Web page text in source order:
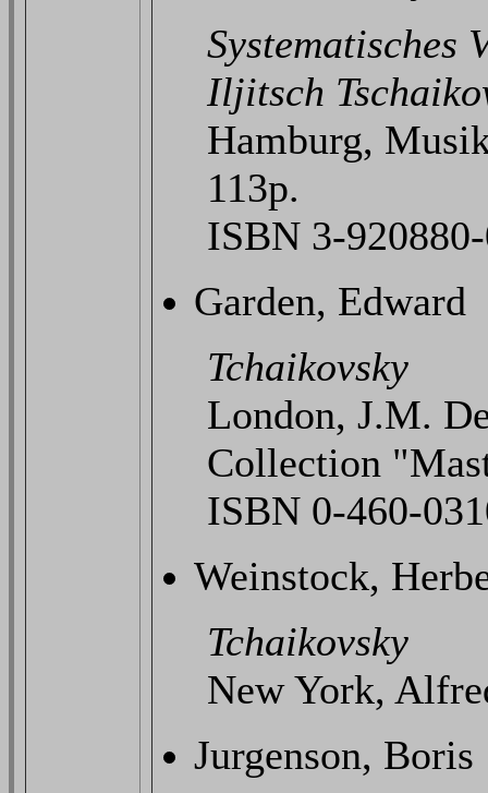
Systematisches
Iljitsch
Hamburg,
113p.
ISBN 3-
Garden, Edward
Tchaikovsky
London, J.M.
Collection
ISBN 0-460-
Weinstock,
Tchaikovsky
New York,
Jurgenson, Boris